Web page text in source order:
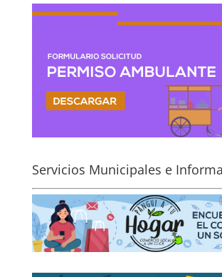
Servicios Municipales e